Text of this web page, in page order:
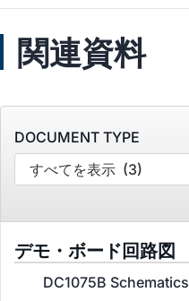
関連資料
DOCUMENT TYPE
すべてを表示 (3)
デモ・ボード回路図
DC1075B Schematics